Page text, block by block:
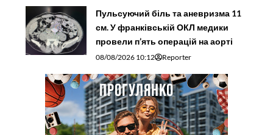
Пульсуючий біль та аневризма 11
см. У франківській ОКЛ медики
провели п’ять операцій на аорті
08/08/2026 10:12 Reporter